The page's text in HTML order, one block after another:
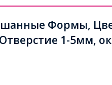
Формы,
1-5мм,